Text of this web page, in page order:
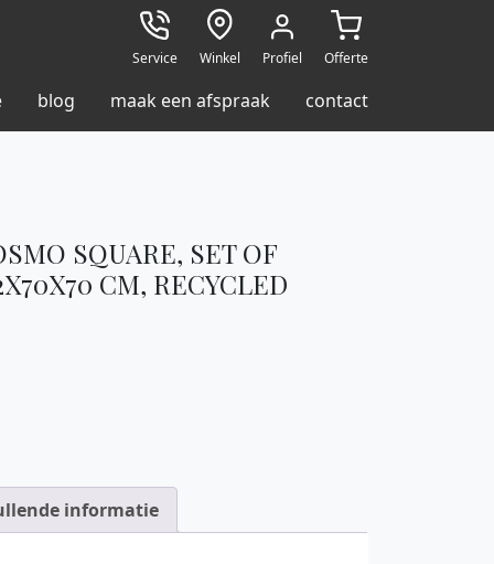
Service Winkel Profiel Offerte
blog maak een afspraak contact
SQUARE, SET OF
CM, RECYCLED
informatie